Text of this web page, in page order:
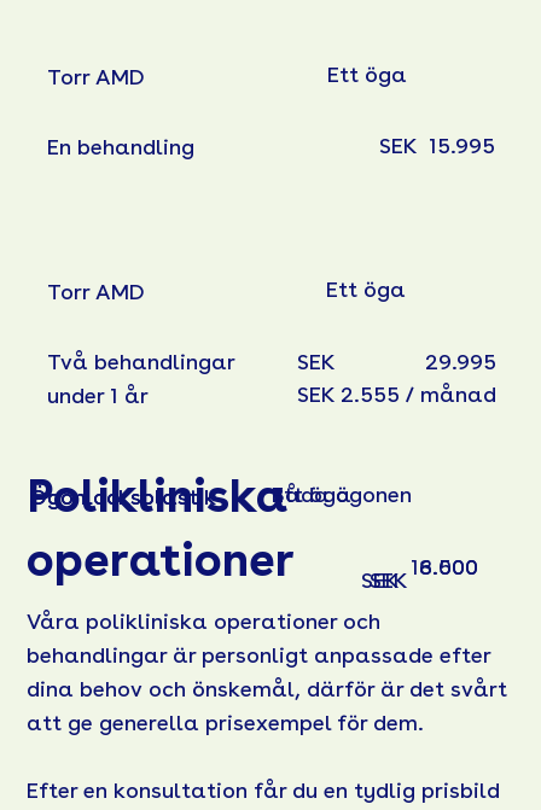
Torr AMD Ett öga
En behandling SEK 15.995
Torr AMD Ett öga
Två behandlingar
under 1 år
SEK
29.995
SEK 2.555 / månad
Polikliniska
operationer
Våra polikliniska operationer och
behandlingar är personligt anpassade efter
dina behov och önskemål, därför är det svårt
att ge generella prisexempel för dem.
Efter en konsultation får du en tydlig prisbild
Ögonlocksplastik Ett öga
SEK
8.500
Ögonlocksplastik Båda ögonen
SEK
16.000